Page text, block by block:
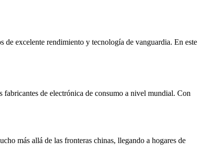
de excelente rendimiento y tecnología de vanguardia. En este
de electrónica de consumo a nivel mundial. Con
más allá de las fronteras chinas, llegando a hogares de